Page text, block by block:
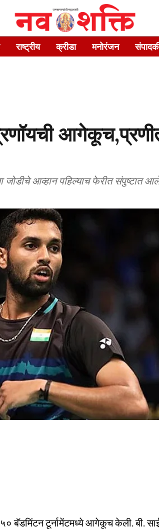
राष्ट्रीय क्रीडा मनोरंजन
जोडीचे आव्हान पहिल्याच फेरीत संपुष्टात
बॅडमिंटन टूर्नामेंटमध्ये आगेकूच केली. बी.